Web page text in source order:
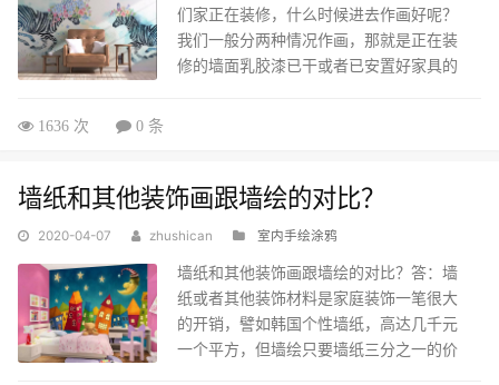
们家正在装修，什么时候进去作画好呢？
我们一般分两种情况作画，那就是正在装
修的墙面乳胶漆已干或者已安置好家具的
你想要的美感以及装饰效果。...
1636 次 0 条
墙纸和其他装饰画跟墙绘的对比？
2020-04-07 zhushican 室内手绘涂鸦
墙纸和其他装饰画跟墙绘的对比？答：墙
纸或者其他装饰材料是家庭装饰一笔很大
的开销，譬如韩国个性墙纸，高达几千元
一个平方，但墙绘只要墙纸三分之一的价